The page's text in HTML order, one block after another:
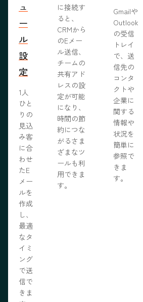
ュ
ー
ル
設
定
1人
ひと
りの
見込
み客
に合
わせ
たE
メー
ルを
作成
し、
最適
なタ
イミ
ング
で送
信で
きま
に接続す
ると、
CRMから
のEメー
ル送信、
チームの
共有アド
レスの設
定が可能
になり、
時間の節
約につな
がるさま
ざまなツ
ールも利
用できま
す。
Gmailや
Outlook
の受信
トレイ
で、送
信先の
コンタ
クトや
企業に
関する
情報や
状況を
簡単に
参照で
きま
す。